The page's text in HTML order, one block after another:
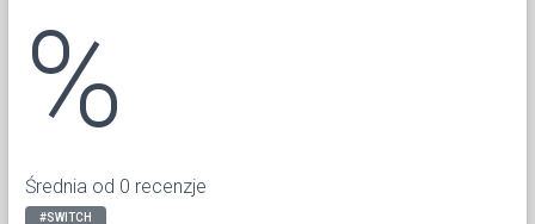
%
Średnia od 0 recenzje
#SWITCH